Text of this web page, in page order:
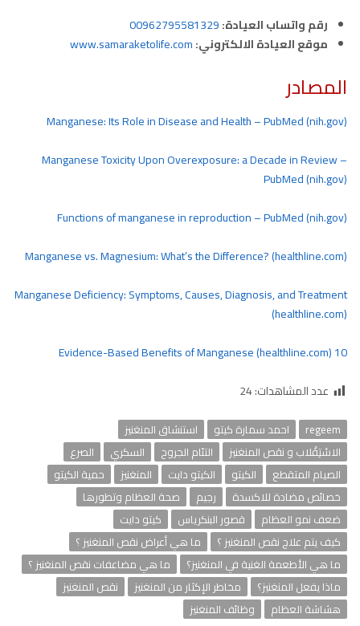
رقم واتساب العيادة:00962795581329
موقع العيادة الالكتروني:www.samaraketolife.com
المصادر
Manganese: Its Role in Disease and Health – PubMed (nih.gov)
Manganese Toxicity Upon Overexposure: a Decade in Review –
PubMed (nih.gov)
Functions of manganese in reproduction – PubMed (nih.gov)
Manganese vs. Magnesium: What’s the Difference? (healthline.com)
Manganese Deficiency: Symptoms, Causes, Diagnosis, and Treatment
(healthline.com)
10 Evidence-Based Benefits of Manganese (healthline.com)
عدد المشاهدات:24
regeem احمد سمارة كيتو
استنشاق المنغنيز
الاسْتِقْلاب و نقص المنغنيز
التئام الجروح السكري
الصرع
الصيام المتقطع
الكيتو الكيتو دايت المنغنيز
حمية الكيتو
خصائص مضادة للاكسدة
رجيم
صحة العظام وتطورها
ضعف نمو العظام
قصور البنكرياس
كيتو دايت
كيف يتم علاج نقص المنغنيز ؟
ما هي أعراض نقص المنغنيز ؟
ما هي الأطعمة الغنية في المنغنيز؟
ما هي مضاعفات نقص المنغنيز ؟
ماذا يفعل المنغنيز؟
مخاطر الإكثار من المنغنيز
نقص المنغنيز
هشاشة العظام
وظائف المنغنيز